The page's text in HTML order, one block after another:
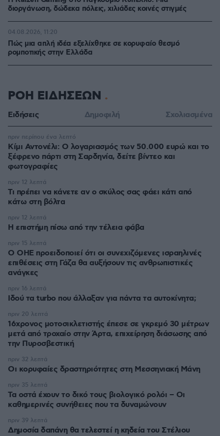
διοργάνωση, δώδεκα πόλεις, χιλιάδες κοινές στιγμές
Πώς μια απλή ιδέα εξελίχθηκε σε κορυφαίο θεσμό
ρομποτικής στην Ελλάδα
04.08.2026, 11:20
ΡΟΗ ΕΙΔΗΣΕΩΝ
Ειδήσεις Δημοφιλή Σχολιασμένα
Κίμι Αντονέλι: Ο λογαριασμός των 50.000 ευρώ και το
ξέφρενο πάρτι στη Σαρδηνία, δείτε βίντεο και
φωτογραφίες
πριν περίπου ένα λεπτό
Τι πρέπει να κάνετε αν ο σκύλος σας φάει κάτι από
κάτω στη βόλτα
πριν 12 λεπτά
Η επιστήμη πίσω από την τέλεια φάβα
πριν 12 λεπτά
Ο ΟΗΕ προειδοποιεί ότι οι συνεχιζόμενες ισραηλινές
επιθέσεις στη Γάζα θα αυξήσουν τις ανθρωπιστικές
ανάγκες
πριν 15 λεπτά
Ιδού τα turbo που άλλαξαν για πάντα τα αυτοκίνητα;
πριν 16 λεπτά
16χρονος μοτοσικλετιστής έπεσε σε γκρεμό 30 μέτρων
μετά από τροχαίο στην Άρτα, επιχείρηση διάσωσης από
την Πυροσβεστική
πριν 20 λεπτά
Οι κορυφαίες δραστηριότητες στη Μεσσηνιακή Μάνη
πριν 32 λεπτά
Τα οστά έχουν το δικό τους βιολογικό ρολόι – Οι
καθημερινές συνήθειες που τα δυναμώνουν
πριν 35 λεπτά
Δημοσία δαπάνη θα τελεστεί η κηδεία του Στέλιου
πριν 39 λεπτά